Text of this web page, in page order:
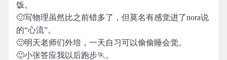
饭。
🙂写物理虽然比之前错多了，但莫名有感觉进了nora说
的“心流”。
🙂明天老师们外培，一天自习可以偷偷睡会觉。
🙂小张答应我以后跑步🏃。